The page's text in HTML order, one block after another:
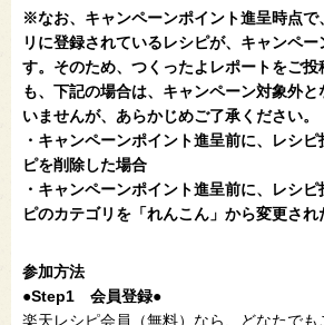
※なお、キャンペーンポイント進呈時点で
リに登録されているレシピが、キャンペー
す。そのため、つくったよレポートをご
も、下記の場合は、キャンペーン対象外
いませんが、あらかじめご了承ください。
・キャンペーンポイント進呈前に、レシ
ピを削除した場合
・キャンペーンポイント進呈前に、レシ
ピのカテゴリを「れんこん」から変更され
参加方法
●Step1 会員登録●
楽天レシピ会員（無料）なら、どなたでも